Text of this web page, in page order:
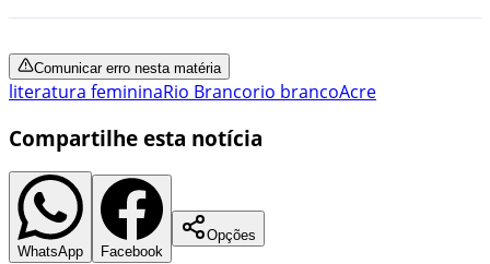
Comunicar erro nesta matéria
literatura femininaRio Brancorio brancoAcre
Compartilhe esta notícia
WhatsApp Facebook
Opções